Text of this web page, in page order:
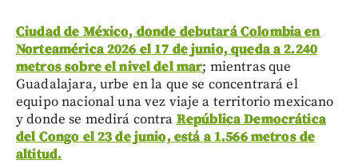
Ciudad de México, donde debutará Colombia en
Norteamérica 2026 el 17 de junio, queda a 2.240
metros sobre el nivel del mar; mientras que
Guadalajara, urbe en la que se concentrará el
equipo nacional una vez viaje a territorio mexicano
y donde se medirá contra República Democrática
del Congo el 23 de junio, está a 1.566 metros de
altitud.